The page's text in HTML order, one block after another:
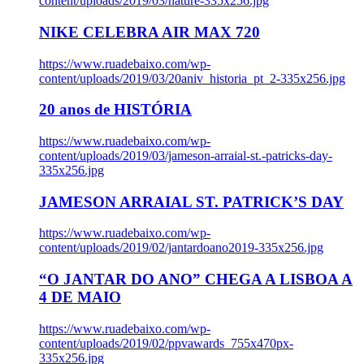
NIKE CELEBRA AIR MAX 720
https://www.ruadebaixo.com/wp-
content/uploads/2019/03/20aniv_historia_pt_2-335x256.jpg
20 anos de HISTÓRIA
https://www.ruadebaixo.com/wp-
content/uploads/2019/03/jameson-arraial-st.-patricks-day-
335x256.jpg
JAMESON ARRAIAL ST. PATRICK’S DAY
https://www.ruadebaixo.com/wp-
content/uploads/2019/02/jantardoano2019-335x256.jpg
“O JANTAR DO ANO” CHEGA A LISBOA A
4 DE MAIO
https://www.ruadebaixo.com/wp-
content/uploads/2019/02/ppvawards_755x470px-
335x256.jpg